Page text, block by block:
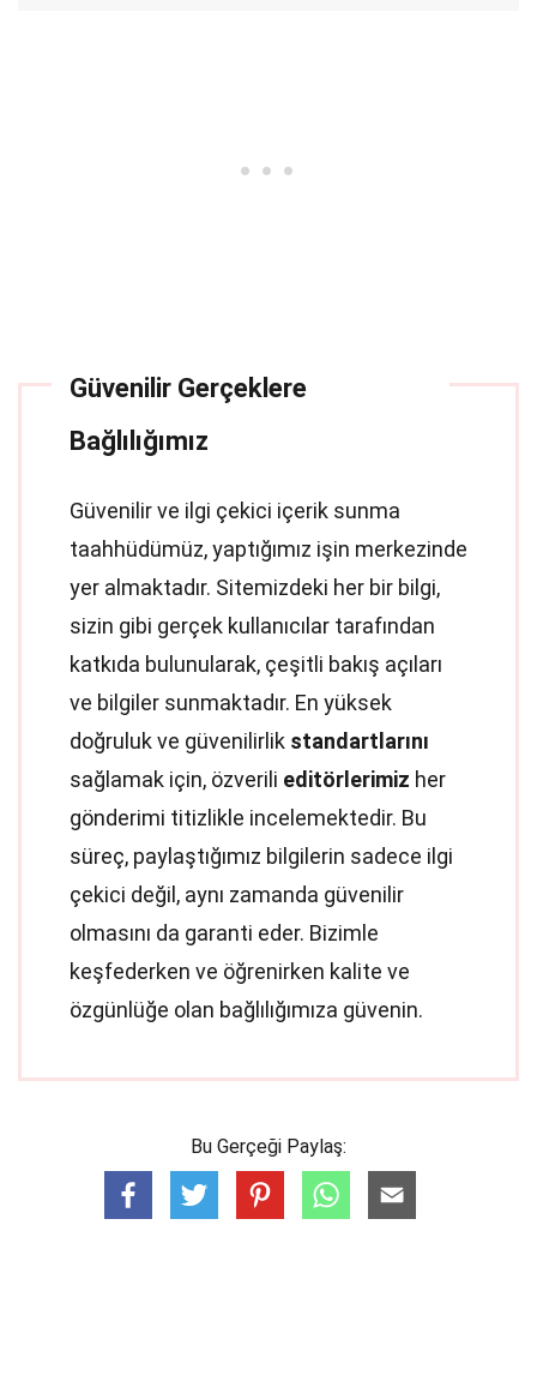
Güvenilir Gerçeklere
Bağlılığımız
Güvenilir ve ilgi çekici içerik sunma
taahhüdümüz, yaptığımız işin merkezinde
yer almaktadır. Sitemizdeki her bir bilgi,
sizin gibi gerçek kullanıcılar tarafından
katkıda bulunularak, çeşitli bakış açıları
ve bilgiler sunmaktadır. En yüksek
doğruluk ve güvenilirlik standartlarını
sağlamak için, özverili editörlerimiz her
gönderimi titizlikle incelemektedir. Bu
süreç, paylaştığımız bilgilerin sadece ilgi
çekici değil, aynı zamanda güvenilir
olmasını da garanti eder. Bizimle
keşfederken ve öğrenirken kalite ve
özgünlüğe olan bağlılığımıza güvenin.
Bu Gerçeği Paylaş: